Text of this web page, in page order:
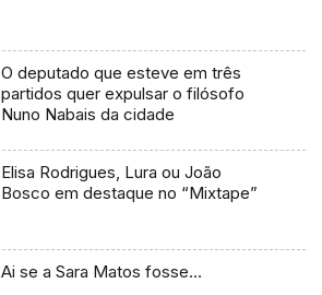
O deputado que esteve em três
partidos quer expulsar o filósofo
Nuno Nabais da cidade
Elisa Rodrigues, Lura ou João
Bosco em destaque no “Mixtape”
Ai se a Sara Matos fosse…